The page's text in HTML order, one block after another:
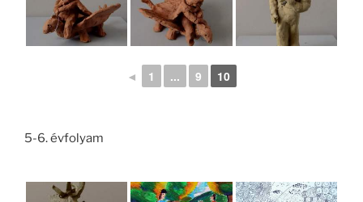
◄ 1 ... 9 10
5-6. évfolyam